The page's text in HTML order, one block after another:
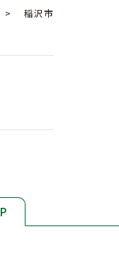
> 稲沢市